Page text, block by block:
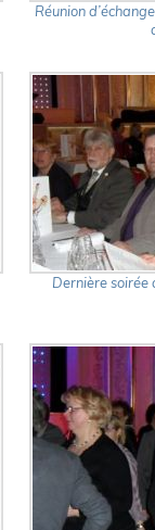
Réunion
Dernière soirée